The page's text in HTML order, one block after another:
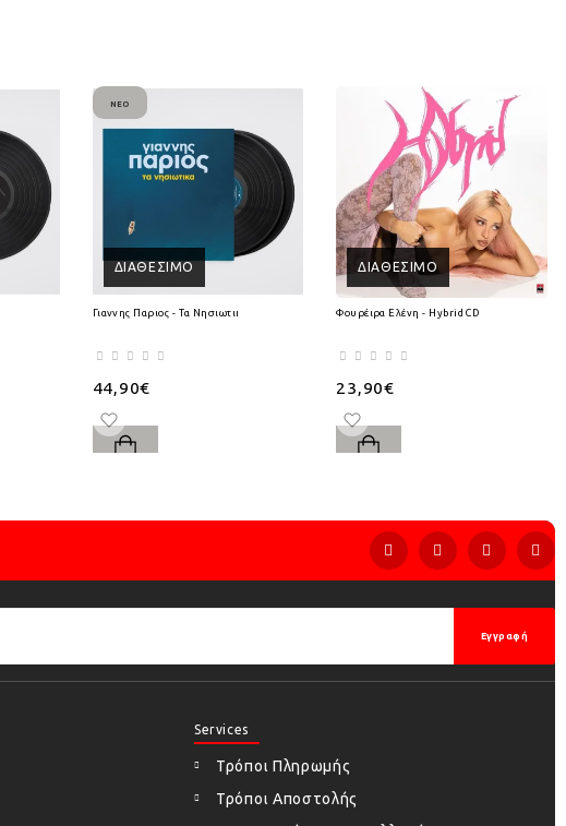
Lp)
ΔΙΑΘΈΣΙΜΟ
ΝΈΟ
Γιαννης Παριος - Τα Νησιωτικα (2Lp) (Βινύλιο)
44,90€
ΔΙΑΘΈΣΙΜΟ
Φουρέιρα Ελένη - Hybrid CD
23,90€
Εγγραφή
Services
Τρόποι Πληρωμής
Τρόποι Αποστολής